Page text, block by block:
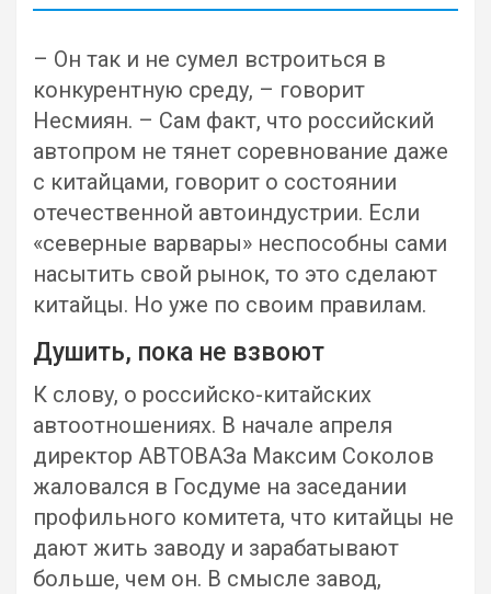
– Он так и не сумел встроиться в
конкурентную среду, – говорит
Несмиян. – Сам факт, что российский
автопром не тянет соревнование даже
с китайцами, говорит о состоянии
отечественной автоиндустрии. Если
«северные варвары» неспособны сами
насытить свой рынок, то это сделают
китайцы. Но уже по своим правилам.
Душить, пока не взвоют
К слову, о российско-китайских
автоотношениях. В начале апреля
директор АВТОВАЗа Максим Соколов
жаловался в Госдуме на заседании
профильного комитета, что китайцы не
дают жить заводу и зарабатывают
больше, чем он. В смысле завод,